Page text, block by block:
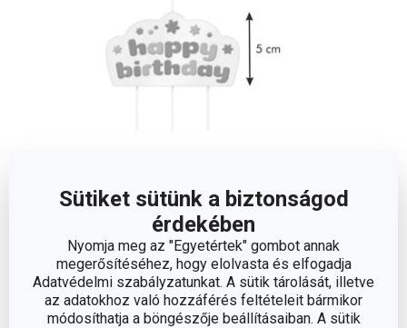
Sütiket sütünk a biztonságod
érdekében
Nyomja meg az "Egyetértek" gombot annak
megerősítéséhez, hogy elolvasta és elfogadja
Adatvédelmi szabályzatunkat. A sütik tárolását, illetve
az adatokhoz való hozzáférés feltételeit bármikor
módosíthatja a böngészője beállításaiban. A sütik
A TERMÉK HOSSZA (CM) 5